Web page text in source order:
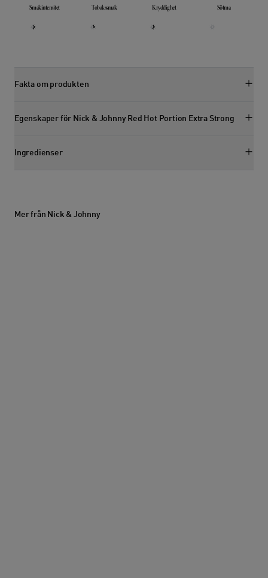
Smakprofil
Smakintensitet Tobakssmak Kryddighet Sötma
Fakta om produkten
Visa faktasektion
Egenskaper för Nick & Johnny Red Hot Portion Extra Strong
Visa egenskapssektion
Ingredienser
Visa ingredienssektion
Mer från Nick & Johnny